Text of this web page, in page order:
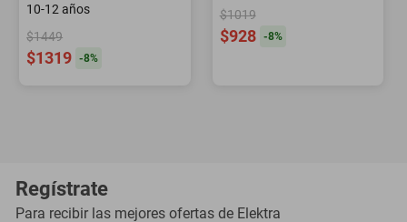
10-12 años
$1449
$1319 -8%
$1019
$928 -8%
Regístrate
Para recibir las mejores ofertas de Elektra